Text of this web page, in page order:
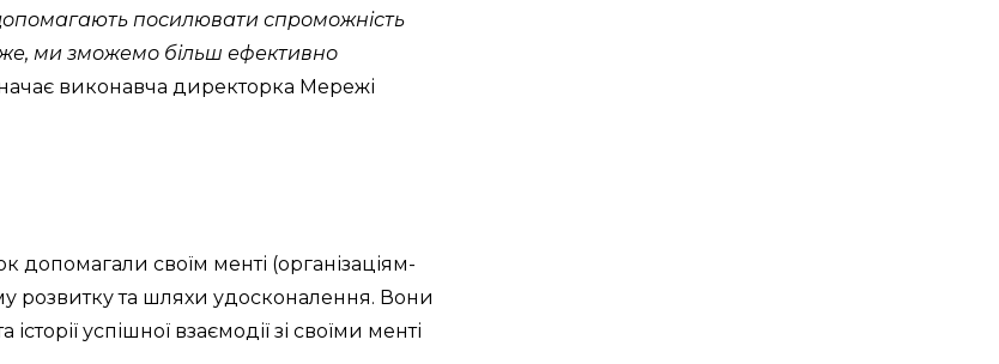
посилювати спроможність
ми зможемо більш ефективно
виконавча директорка Мережі
допомагали своїм менті (організаціям-
розвитку та шляхи удосконалення. Вони
успішної взаємодії зі своїми менті